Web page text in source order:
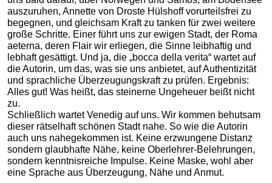
auszuruhen, Annette von Droste Hülshoff vorurteilsfrei zu
begegnen, und gleichsam Kraft zu tanken für zwei weitere
große Schritte. Einer führt uns zur ewigen Stadt, der Roma
aeterna, deren Flair wir erliegen, die Sinne leibhaftig und
lebhaft gesättigt. Und ja, die „bocca della verita“ wartet auf
die Autorin, um das, was sie uns anbietet, auf Authentizität
und sprachliche Überzeugungskraft zu prüfen. Ergebnis:
Alles gut! Was heißt, das steinerne Ungeheuer beißt nicht
zu.
Schließlich wartet Venedig auf uns. Wir kommen behutsam
dieser rätselhaft schönen Stadt nahe. So wie die Autorin
auch uns nahegekommen ist. Keine erzwungene Distanz
sondern glaubhafte Nähe, keine Oberlehrer-Belehrungen,
sondern kenntnisreiche Impulse. Keine Maske, wohl aber
eine Sprache aus Überzeugung, Nähe und Anmut.